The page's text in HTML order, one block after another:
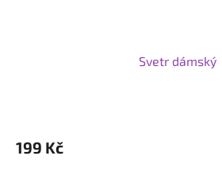
Svetr dámský
199 Kč